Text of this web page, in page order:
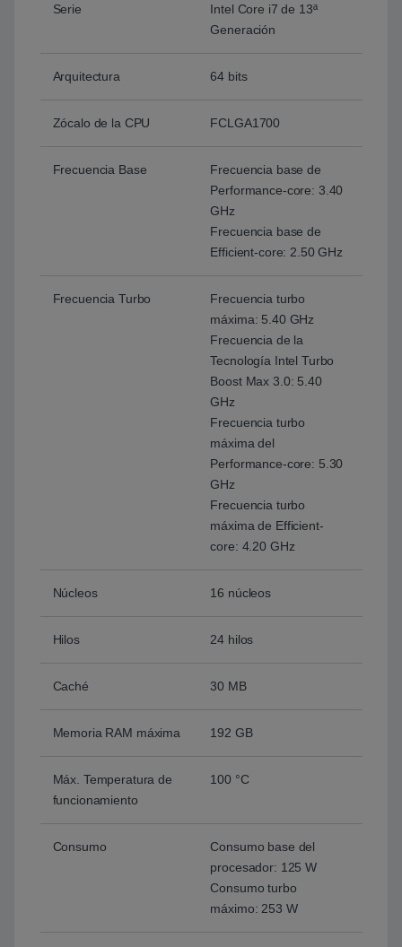
Serie
Intel Core i7 de 13ª
Generación
Arquitectura 64 bits
Zócalo de la CPU FCLGA1700
Frecuencia Base
Frecuencia base de
Performance-core: 3.40
GHz
Frecuencia base de
Efficient-core: 2.50 GHz
Frecuencia Turbo
Frecuencia turbo
máxima: 5.40 GHz
Frecuencia de la
Tecnología Intel Turbo
Boost Max 3.0: 5.40
GHz
Frecuencia turbo
máxima del
Performance-core: 5.30
GHz
Frecuencia turbo
máxima de Efficient-
core: 4.20 GHz
Núcleos 16 núcleos
Hilos 24 hilos
Caché 30 MB
Memoria RAM máxima 192 GB
Máx. Temperatura de
funcionamiento
100 °C
Consumo
Consumo base del
procesador: 125 W
Consumo turbo
máximo: 253 W